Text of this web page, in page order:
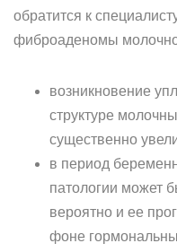
обратится к
фиброаденомы
возникновение
структуре
существенно
в период
патологии может
вероятно и ее
фоне